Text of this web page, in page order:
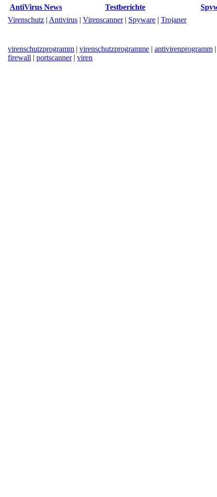
AntiVirus News Testberichte
Virenschutz | Antivirus | Virenscanner| Spyware | Trojaner
virenschutzprogramm | virenschutzprogramme | antivirenprogramm
firewall | portscanner| viren